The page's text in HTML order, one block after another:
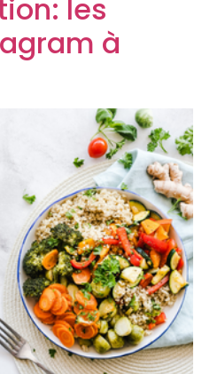
les
à